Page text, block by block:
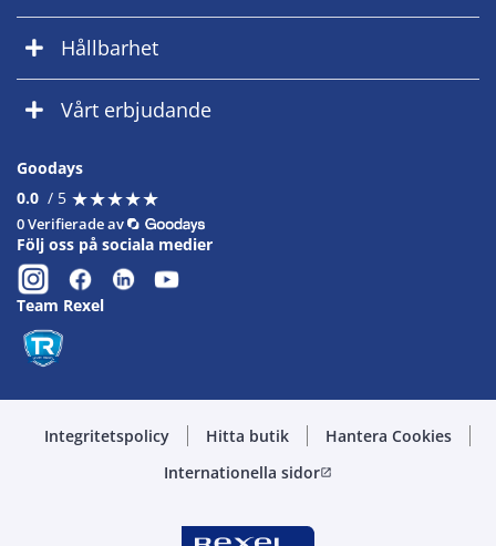
Hållbarhet
Vårt erbjudande
Goodays
0.0 / 5 ★★★★★
★★★★★
0 Verifierade av
Följ oss på sociala medier
Team Rexel
Integritetspolicy Hitta butik
Hantera Cookies
Internationella sidoropen_in_new